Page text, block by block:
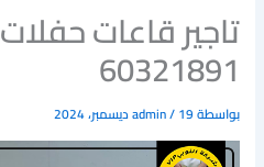
تاجير قاعات
60321891
بواسطة admin/19 ديسمبر، 2024